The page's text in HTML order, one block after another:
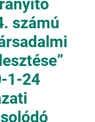
számú
1-24